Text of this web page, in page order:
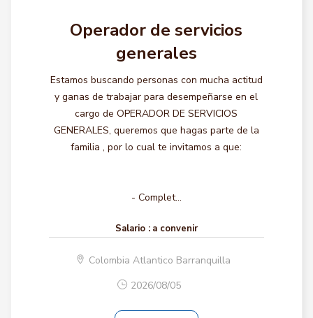
Operador de servicios
generales
Estamos buscando personas con mucha actitud
y ganas de trabajar para desempeñarse en el
cargo de OPERADOR DE SERVICIOS
GENERALES, queremos que hagas parte de la
familia , por lo cual te invitamos a que:
- Complet...
Salario : a convenir
Colombia Atlantico Barranquilla
2026/08/05